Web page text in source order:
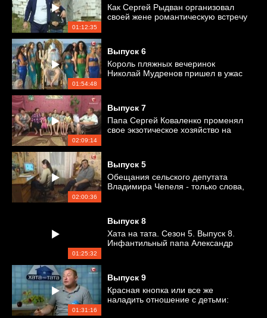
01:12:35
Как Сергей Рыдван организовал
своей жене романтическую встречу
01:54:48
Выпуск 6
Король пляжных вечеринок
Николай Мудренов пришел в ужас
02:09:14
Выпуск 7
Папа Сергей Коваленко променял
свое экзотическое хозяйство на
02:00:36
Выпуск 5
Обещания сельского депутата
Владимира Чепеля - только слова,
01:25:32
Выпуск 8
Хата на тата. Сезон 5. Выпуск 8.
Инфантильный папа Александр
01:31:16
Выпуск 9
Красная кнопка или все же
наладить отношение с детьми: